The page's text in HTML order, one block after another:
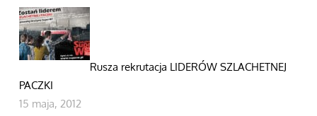
Rusza rekrutacja LIDERÓW SZLACHETNEJ
PACZKI
15 maja, 2012